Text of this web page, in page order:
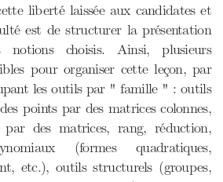
liberté laissée aux candidates et
est de structurer la présentation
choisis. Ainsi, plusieurs
pour organiser cette leçon, par
les outils par " famille " : outils
points par des matrices colonnes,
par des matrices, rang, réduction,
(formes quadratiques,
etc.), outils structurels (groupes,